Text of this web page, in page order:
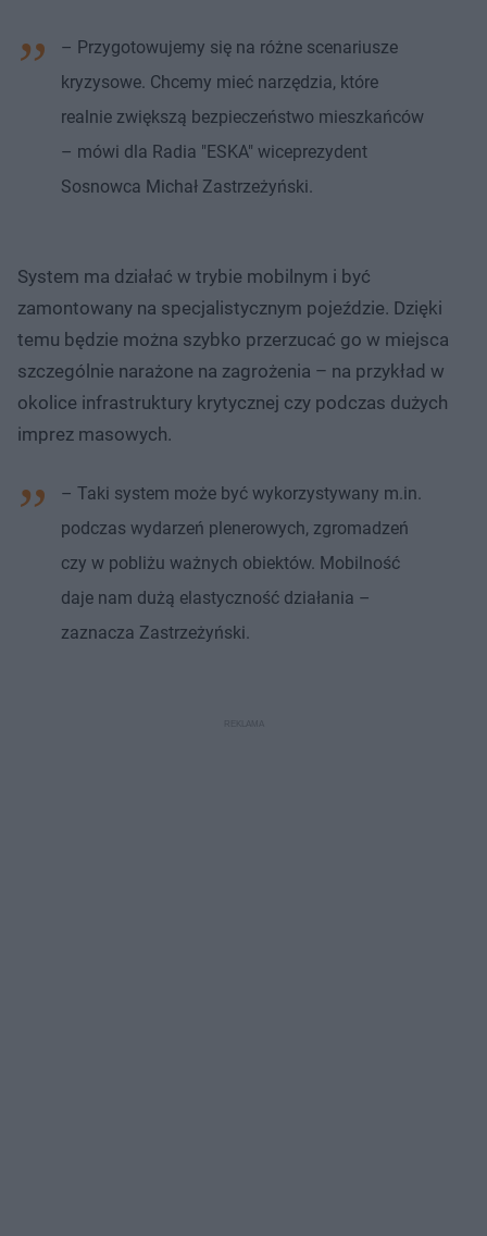
– Przygotowujemy się na różne scenariusze
kryzysowe. Chcemy mieć narzędzia, które
realnie zwiększą bezpieczeństwo mieszkańców
– mówi dla Radia "ESKA" wiceprezydent
Sosnowca Michał Zastrzeżyński.
System ma działać w trybie mobilnym i być
zamontowany na specjalistycznym pojeździe. Dzięki
temu będzie można szybko przerzucać go w miejsca
szczególnie narażone na zagrożenia – na przykład w
okolice infrastruktury krytycznej czy podczas dużych
imprez masowych.
– Taki system może być wykorzystywany m.in.
podczas wydarzeń plenerowych, zgromadzeń
czy w pobliżu ważnych obiektów. Mobilność
daje nam dużą elastyczność działania –
zaznacza Zastrzeżyński.